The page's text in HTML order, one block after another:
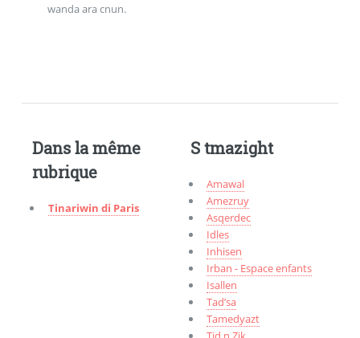
wanda ara cnun.
Dans la même
rubrique
Tinariwin di Paris
S tmazight
Amawal
Amezruy
Asqerdec
Idles
Inhisen
Irban - Espace enfants
Isallen
Tad’sa
Tamedyazt